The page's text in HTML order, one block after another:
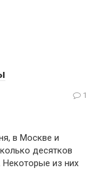
1
в Москве и
десятков
Некоторые из них